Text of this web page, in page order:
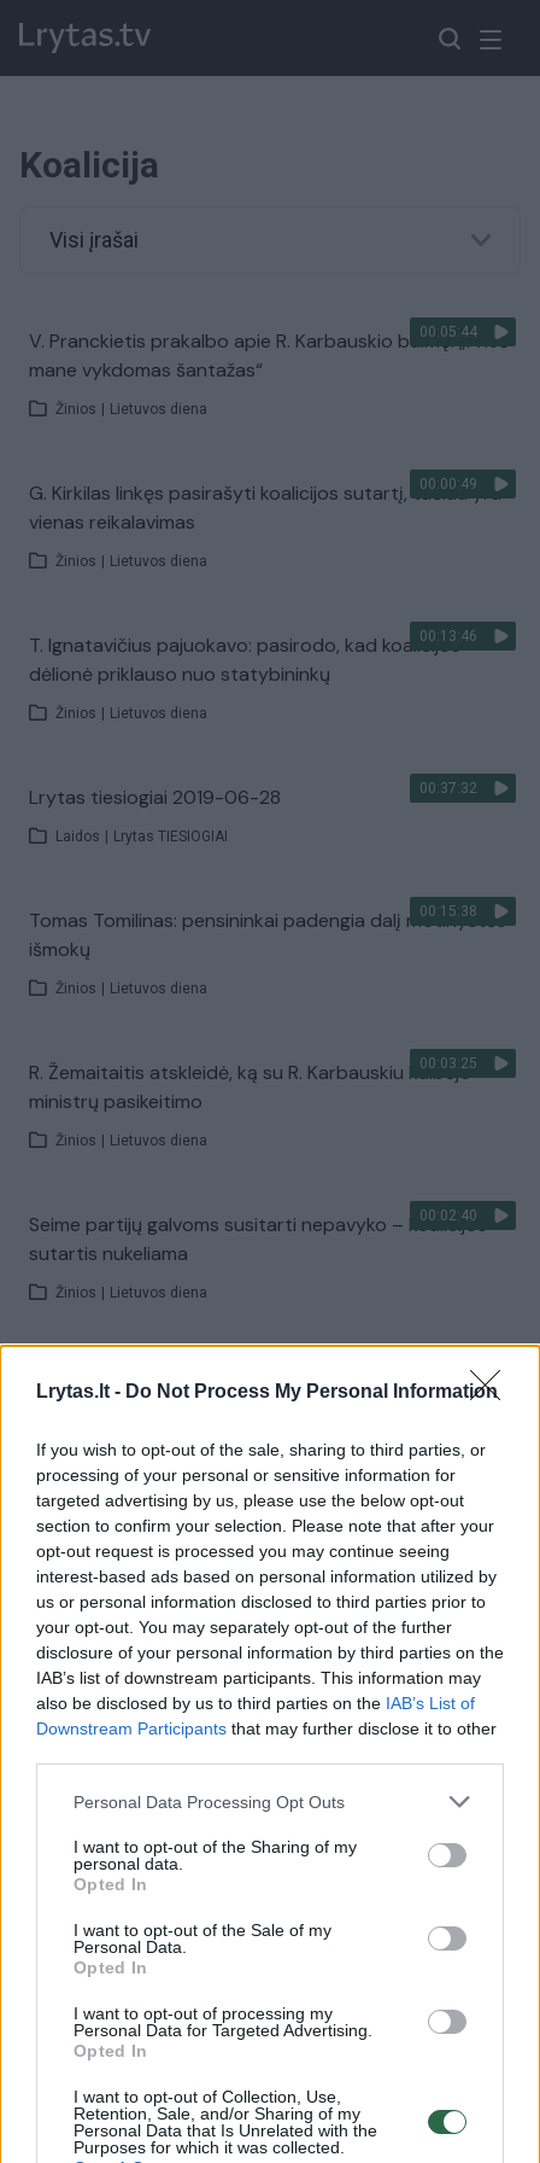
Lrytas.lt - Do Not Process My Personal Information
If you wish to opt-out of the sale, sharing to third parties, or
processing of your personal or sensitive information for
targeted advertising by us, please use the below opt-out
section to confirm your selection. Please note that after your
opt-out request is processed you may continue seeing
interest-based ads based on personal information utilized by
us or personal information disclosed to third parties prior to
your opt-out. You may separately opt-out of the further
disclosure of your personal information by third parties on the
IAB’s list of downstream participants. This information may
also be disclosed by us to third parties on the IAB’s List of
Downstream Participants that may further disclose it to other
Personal Data Processing Opt Outs
I want to opt-out of the Sharing of my
personal data.
Opted In
I want to opt-out of the Sale of my
Personal Data.
Opted In
I want to opt-out of processing my
Personal Data for Targeted Advertising.
Opted In
I want to opt-out of Collection, Use,
Retention, Sale, and/or Sharing of my
Personal Data that Is Unrelated with the
Purposes for which it was collected.
Koalicija
Visi įrašai
00:05:44
V. Pranckietis prakalbo apie R. Karbauskio baimę: „Prieš
mane vykdomas šantažas“
Žinios Lietuvos diena
00:00:49
G. Kirkilas linkęs pasirašyti koalicijos sutartį, tačiau yra
vienas reikalavimas
Žinios Lietuvos diena
00:13:46
T. Ignatavičius pajuokavo: pasirodo, kad koalicijos
dėlionė priklauso nuo statybininkų
Žinios Lietuvos diena
00:37:32
Lrytas tiesiogiai 2019-06-28
Laidos Lrytas TIESIOGIAI
00:15:38
Tomas Tomilinas: pensininkai padengia dalį motinystės
išmokų
Žinios Lietuvos diena
00:03:25
R. Žemaitaitis atskleidė, ką su R. Karbauskiu kalbėjo
ministrų pasikeitimo
Žinios Lietuvos diena
00:02:40
Seime partijų galvoms susitarti nepavyko – koalicijos
sutartis nukeliama
Žinios Lietuvos diena
00:41:11
T. Ignatavičius apie stringančias koalicijos derybas ir R.
Karbauskio pralaimėjimą
Žinios | Lietuvos diena
00:23:07
Remigijus Žemaitaitis: ketvirtadienį Seime gali gimti
nauja frakcija
Laidos Lietuva tiesiogiai
00:01:22
Ramūnas Karbauskis apie naują koaliciją: „Lieka tik
Žinios | Lietuvos diena
00:03:27
Po A. Mazuronio atskleistų detalių apie naują frakciją G.
Kirkilas net sustingo
Žinios | Lietuvos diena
Lrytas tiesiogiai 2019-06-19
Laidos | Lrytas TIESIOGIAI